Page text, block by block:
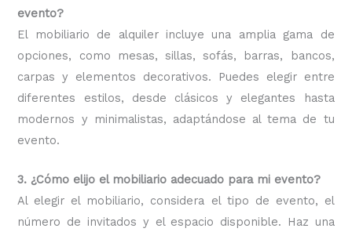
evento?
El mobiliario de alquiler incluye una amplia gama de
opciones, como mesas, sillas, sofás, barras, bancos,
carpas y elementos decorativos. Puedes elegir entre
diferentes estilos, desde clásicos y elegantes hasta
modernos y minimalistas, adaptándose al tema de tu
evento.
3. ¿Cómo elijo el mobiliario adecuado para mi evento?
Al elegir el mobiliario, considera el tipo de evento, el
número de invitados y el espacio disponible. Haz una